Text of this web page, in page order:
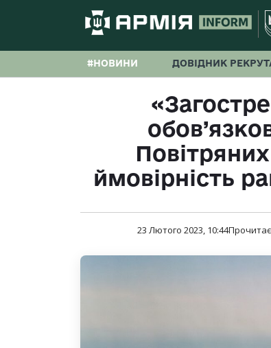
#НОВИНИ ДОВІДНИК
ймовірність
23 Лютого 2023, 10:44